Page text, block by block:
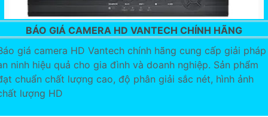
BÁO GIÁ CAMERA HD VANTECH CHÍNH HÃNG
giá camera HD Vantech chính hãng cung cấp giải pháp
ninh hiệu quả cho gia đình và doanh nghiệp. Sản phẩm
chuẩn chất lượng cao, độ phân giải sắc nét, hình ảnh
lượng HD